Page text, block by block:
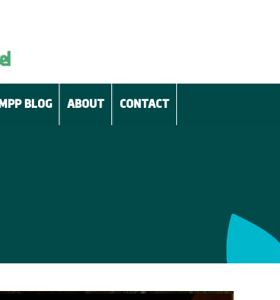
MPP BLOG ABOUT CONTACT